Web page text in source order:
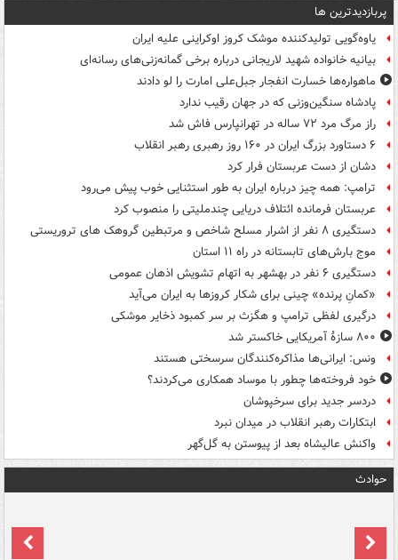
پربازدیدترین ها
یاوه‌گویی تولیدکننده موشک کروز اوکراینی علیه ایران
بیانیه خانواده شهید لاریجانی درباره برخی گمانه‌زنی‌های رسانه‌ای
ماهواره‌ها خسارت انفجار جبل‌علی امارت را لو دادند
پادشاه سنگین‌وزنی که در جهان رقیب ندارد
راز مرگ مرد ۷۲ ساله در تهرانپارس فاش شد
۶ دستاورد بزرگ ایران در ۱۶۰ روز رهبری رهبر انقلاب
دشان از دست عربستان فرار کرد
ترامپ: همه چیز درباره ایران به طور استثنایی خوب پیش می‌رود
عربستان فرمانده ائتلاف دریایی چندملیتی را منصوب کرد
دستگیری ۸ نفر از اشرار مسلح شاخص و مرتبطین گروهک های تروریستی
موج بارش‌های تابستانه در راه ۱۱ استان
دستگیری ۶ نفر در بهشهر به اتهام تشویش اذهان عمومی
«کمانِ پرنده» چینی برای شکار کروزها به ایران می‌آید
درگیری لفظی ترامپ و هگزث بر سر کمبود ذخایر موشکی
۸۰۰ سازۀ آمریکایی خاکستر شد
ونس: ایرانی‌ها مذاکره‌کنندگان سرسختی هستند
خود فروخته‌ها چطور با موساد همکاری می‌کردند؟
دردسر جدید برای سرخپوشان
ابتکارات رهبر انقلاب در میدان نبرد
واکنش عالیشاه بعد از پیوستن به گل‌گهر
حوادث